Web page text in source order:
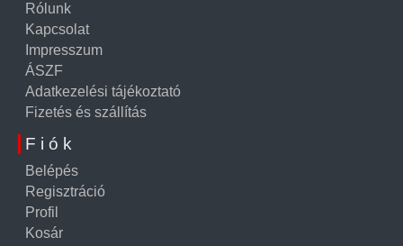
Rólunk
Kapcsolat
Impresszum
ÁSZF
Adatkezelési tájékoztató
Fizetés és szállítás
Fiók
Belépés
Regisztráció
Profil
Kosár